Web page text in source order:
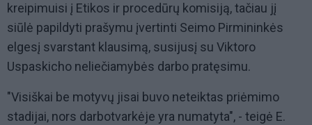
kreipimuisi į Etikos ir procedūrų komisiją, tačiau jį
siūlė papildyti prašymu įvertinti Seimo Pirmininkės
elgesį svarstant klausimą, susijusį su Viktoro
Uspaskicho neliečiamybės darbo pratęsimu.
"Visiškai be motyvų jisai buvo neteiktas priėmimo
stadijai, nors darbotvarkėje yra numatyta", - teigė E.